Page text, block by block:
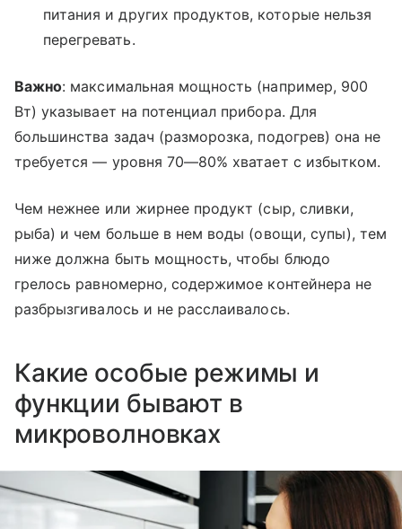
питания и других продуктов, которые нельзя
перегревать.
Важно: максимальная мощность (например, 900
Вт) указывает на потенциал прибора. Для
большинства задач (разморозка, подогрев) она не
требуется — уровня 70—80% хватает с избытком.
Чем нежнее или жирнее продукт (сыр, сливки,
рыба) и чем больше в нем воды (овощи, супы), тем
ниже должна быть мощность, чтобы блюдо
грелось равномерно, содержимое контейнера не
разбрызгивалось и не расслаивалось.
Какие особые режимы и
функции бывают в
микроволновках